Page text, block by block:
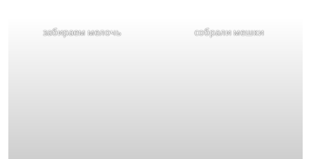
забираем мелочь собрали мешки